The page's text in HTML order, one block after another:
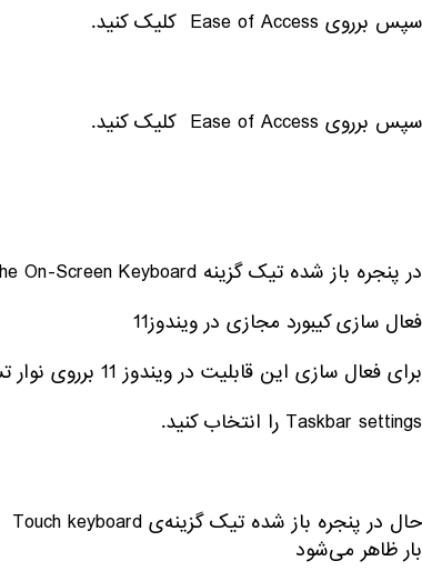
سپس برروی Ease of Access کلیک کنید.
سپس برروی Ease of Access کلیک کنید.
در پنجره باز شده تیک گزینه Use the On-Screen Keyboard را فعال کنید. مشاهده می‌کنید که کیبورد مجازی فعال شده است.
فعال سازی کیبورد مجازی در ویندوز11
برای فعال سازی این قابلیت در ویندوز 11 برروی نوار تسک بار کلیک راست کنید، و گزینه‌ی
Taskbar settings را انتخاب کنید.
بار ظاهر می‌شود